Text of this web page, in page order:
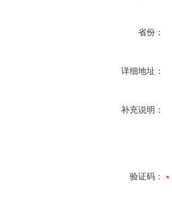
省份：
详细地址：
补充说明：
验证码：